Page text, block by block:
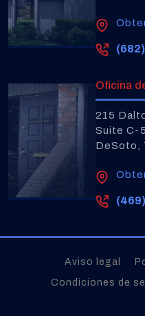
Oficina
215
Suite C-5
DeSoto,
Aviso legal
Condiciones de